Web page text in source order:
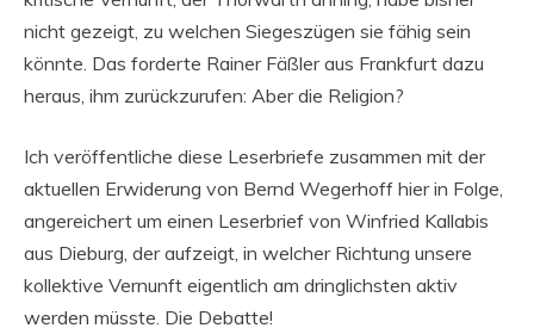
nicht gezeigt, zu welchen Siegeszügen sie fähig sein
könnte. Das forderte Rainer Fäßler aus Frankfurt dazu
heraus, ihm zurückzurufen: Aber die Religion?
Ich veröffentliche diese Leserbriefe zusammen mit der
aktuellen Erwiderung von Bernd Wegerhoff hier in Folge,
angereichert um einen Leserbrief von Winfried Kallabis
aus Dieburg, der aufzeigt, in welcher Richtung unsere
kollektive Vernunft eigentlich am dringlichsten aktiv
werden müsste. Die Debatte!